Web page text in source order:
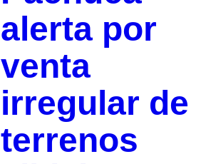
alerta por
venta
irregular de
terrenos